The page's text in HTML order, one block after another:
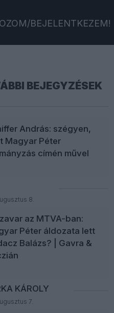
BEJELENTKEZEM!
BEJEGYZÉSEK
András: szégyen,
Magyar Péter
címén művel
8.
az MTVA-ban:
Péter áldozata lett
Balázs? | Gavra &
KÁROLY
7.